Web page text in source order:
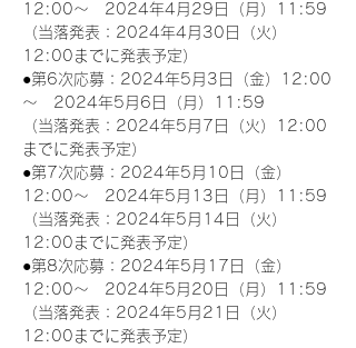
12:00～　2024年4月29日（月）11:59
（当落発表：2024年4月30日（火）
12:00までに発表予定）
●第6次応募：2024年5月3日（金）12:00
～　2024年5月6日（月）11:59
（当落発表：2024年5月7日（火）12:00
までに発表予定）
●第7次応募：2024年5月10日（金）
12:00～　2024年5月13日（月）11:59
（当落発表：2024年5月14日（火）
12:00までに発表予定）
●第8次応募：2024年5月17日（金）
12:00～　2024年5月20日（月）11:59
（当落発表：2024年5月21日（火）
12:00までに発表予定）